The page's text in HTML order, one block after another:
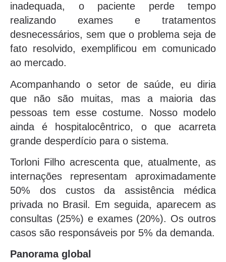
inadequada, o paciente perde tempo
realizando exames e tratamentos
desnecessários, sem que o problema seja de
fato resolvido, exemplificou em comunicado
ao mercado.
Acompanhando o setor de saúde, eu diria
que não são muitas, mas a maioria das
pessoas tem esse costume. Nosso modelo
ainda é hospitalocêntrico, o que acarreta
grande desperdício para o sistema.
Torloni Filho acrescenta que, atualmente, as
internações representam aproximadamente
50% dos custos da assistência médica
privada no Brasil. Em seguida, aparecem as
consultas (25%) e exames (20%). Os outros
casos são responsáveis por 5% da demanda.
Panorama global